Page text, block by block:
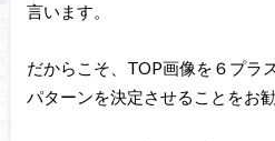
言います。
だからこそ、TOP画像を６プラ
パターンを決定させることをお勧